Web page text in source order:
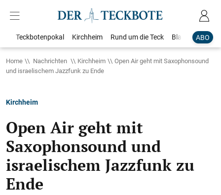
ABO
Teckbotenpokal Kirchheim Rund um die Teck Blaulicht
Home Nachrichten Kirchheim
Open Air geht mit Saxophonsound
und israelischem Jazzfunk zu Ende
Kirchheim
Open Air geht mit
Saxophonsound und
israelischem Jazzfunk zu
Ende